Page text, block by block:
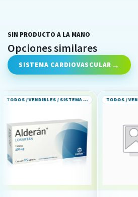
SIN PRODUCTO A LA MANO
Opciones similares
SISTEMA CARDIOVASCULAR
TODOS / VENDIBLES / SISTEMA CARDIOVASCULAR